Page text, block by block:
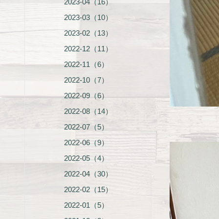
2023-04（16）
2023-03（10）
2023-02（13）
2022-12（11）
2022-11（6）
2022-10（7）
2022-09（6）
2022-08（14）
2022-07（5）
2022-06（9）
2022-05（4）
2022-04（30）
2022-02（15）
2022-01（5）